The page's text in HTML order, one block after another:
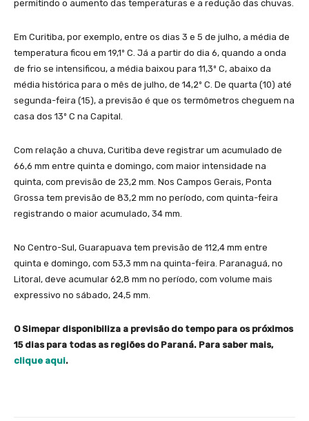
permitindo o aumento das temperaturas e a redução das chuvas.
Em Curitiba, por exemplo, entre os dias 3 e 5 de julho, a média de
temperatura ficou em 19,1º C. Já a partir do dia 6, quando a onda
de frio se intensificou, a média baixou para 11,3º C, abaixo da
média histórica para o mês de julho, de 14,2º C. De quarta (10) até
segunda-feira (15), a previsão é que os termômetros cheguem na
casa dos 13º C na Capital.
Com relação a chuva, Curitiba deve registrar um acumulado de
66,6 mm entre quinta e domingo, com maior intensidade na
quinta, com previsão de 23,2 mm. Nos Campos Gerais, Ponta
Grossa tem previsão de 83,2 mm no período, com quinta-feira
registrando o maior acumulado, 34 mm.
No Centro-Sul, Guarapuava tem previsão de 112,4 mm entre
quinta e domingo, com 53,3 mm na quinta-feira. Paranaguá, no
Litoral, deve acumular 62,8 mm no período, com volume mais
expressivo no sábado, 24,5 mm.
O Simepar disponibiliza a previsão do tempo para os próximos
15 dias para todas as regiões do Paraná. Para saber mais,
clique aqui.